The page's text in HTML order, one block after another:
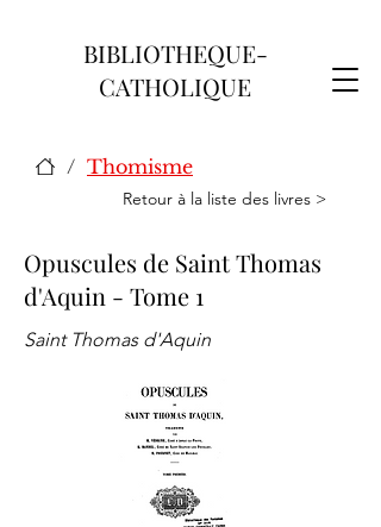
BIBLIOTHEQUE-
CATHOLIQUE
/ Thomisme
Retour à la liste des livres >
Opuscules de Saint Thomas
d'Aquin - Tome 1
Saint Thomas d'Aquin